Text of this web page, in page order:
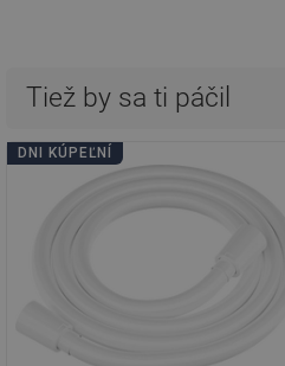
Tiež by sa ti páčil
DNI KÚPEĽNÍ